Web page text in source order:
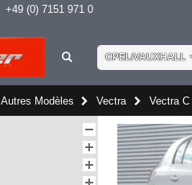
+49 (0) 7151 971 0
OPEL/VAUXHALL
Autres Modèles Vectra Vectra C